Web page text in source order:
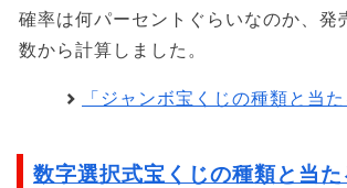
確率は何パーセントぐらいなのか、発
数から計算しました。
「ジャンボ宝くじの種類と当
数字選択式宝くじの種類と当た